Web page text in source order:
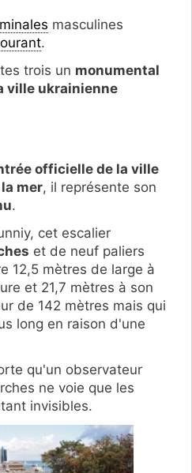
masculines
.
trois un monumental
ville ukrainienne
officielle de la ville
mer, il représente son
.
cet escalier
et de neuf paliers
12,5 mètres de large à
et 21,7 mètres à son
de 142 mètres mais qui
long en raison d'une
qu'un observateur
ne voie que les
invisibles.